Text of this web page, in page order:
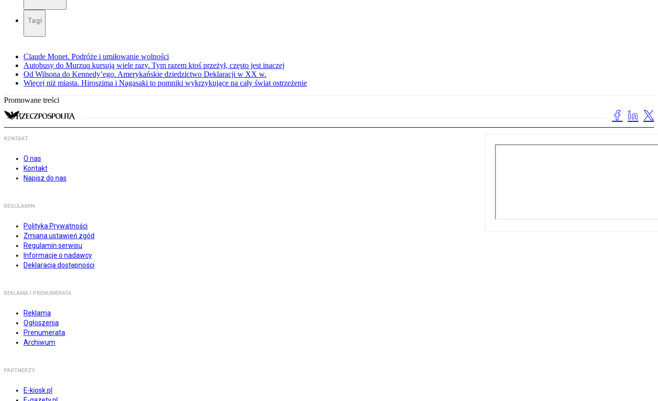
Tagi
Claude Monet. Podróże i umiłowanie wolności
Autobusy do Murzuq kursują wiele razy. Tym razem ktoś przeżył, często jest inaczej
Od Wilsona do Kennedy’ego. Amerykańskie dziedzictwo Deklaracji w XX w.
Więcej niż miasta. Hiroszima i Nagasaki to pomniki wykrzykujące na cały świat ostrzeżenie
Promowane treści
KONTAKT
O nas
Kontakt
Napisz do nas
REGULAMIN
Polityka Prywatności
Zmiana ustawień zgód
Regulamin serwisu
Informacje o nadawcy
Deklaracja dostępności
REKLAMA I PRENUMERATA
Reklama
Ogłoszenia
Prenumerata
Archiwum
PARTNERZY
E-kiosk.pl